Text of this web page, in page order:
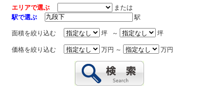
エリアで選ぶ
または
駅で選ぶ
駅
面積を絞り込む 坪 ～ 坪
価格を絞り込む 万円 ～ 万円